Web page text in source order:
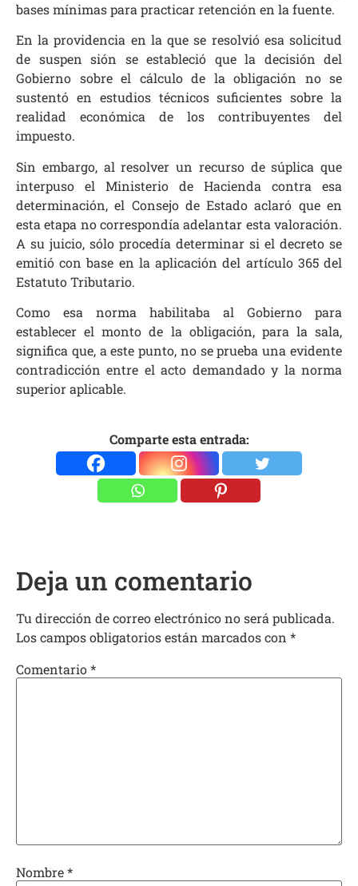
bases mínimas para practicar retención en la fuente.
En la providencia en la que se resolvió esa solicitud
de suspen sión se estableció que la decisión del
Gobierno sobre el cálculo de la obligación no se
sustentó en estudios técnicos suficientes sobre la
realidad económica de los contribuyentes del
impuesto.
Sin embargo, al resolver un recurso de súplica que
interpuso el Ministerio de Hacienda contra esa
determinación, el Consejo de Estado aclaró que en
esta etapa no correspondía adelantar esta valoración.
A su juicio, sólo procedía determinar si el decreto se
emitió con base en la aplicación del artículo 365 del
Estatuto Tributario.
Como esa norma habilitaba al Gobierno para
establecer el monto de la obligación, para la sala,
significa que, a este punto, no se prueba una evidente
contradicción entre el acto demandado y la norma
superior aplicable.
Comparte esta entrada:
Deja un comentario
Tu dirección de correo electrónico no será publicada.
Los campos obligatorios están marcados con *
Comentario*
Nombre*